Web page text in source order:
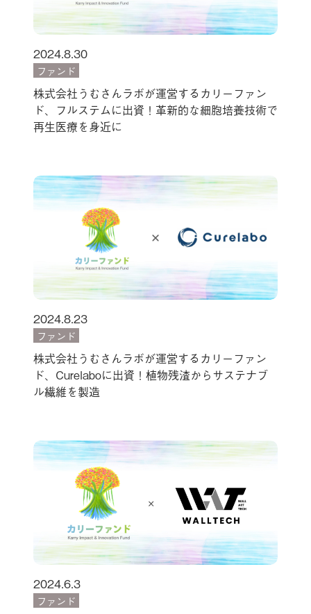
2024.8.30
ファンド
株式会社うむさんラボが運営するカリーファン
ド、フルステムに出資！革新的な細胞培養技術で
再生医療を身近に
2024.8.23
ファンド
株式会社うむさんラボが運営するカリーファン
ド、Curelaboに出資！植物残渣からサステナブ
ル繊維を製造
2024.6.3
ファンド